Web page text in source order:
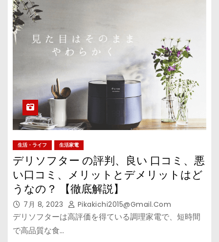
生活・ライフ 生活家電
デリソフター の評判、良い 口コミ、悪
い口コミ、メリットとデメリットはど
うなの？ 【徹底解説】
7月 8, 2023 Pikakichi2015@gmail.com
デリソフターは高評価を得ている調理家電で、短時間
で高品質な食…